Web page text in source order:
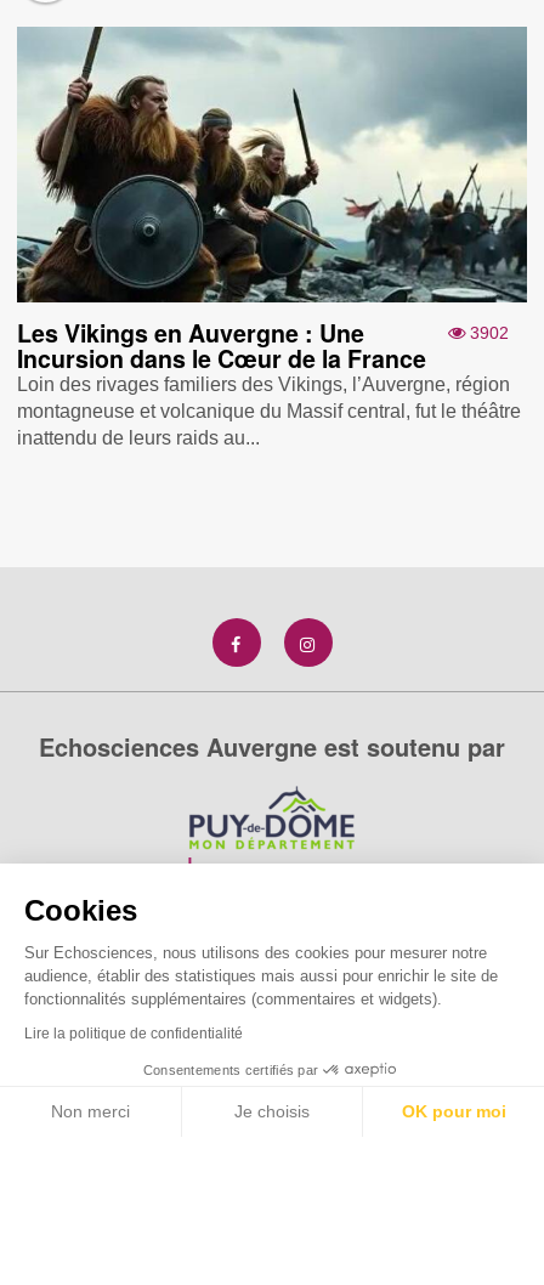
Cookies
Sur Echosciences, nous utilisons des cookies pour mesurer notre
audience, établir des statistiques mais aussi pour enrichir le site de
fonctionnalités supplémentaires (commentaires et widgets).
Lire la politique de confidentialité
Consentements certifiés par
Non merci Je choisis OK pour moi
3902
Les Vikings en Auvergne : Une
Incursion dans le Cœur de la France
Loin des rivages familiers des Vikings, l’Auvergne, région
montagneuse et volcanique du Massif central, fut le théâtre
inattendu de leurs raids au...
Echosciences Auvergne est soutenu par